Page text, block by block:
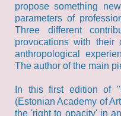
propose something
parameters of
Three different
provocations with their
anthropological
The author of the main
In this first edition of
(Estonian Academy of
the 'right to opacity' in